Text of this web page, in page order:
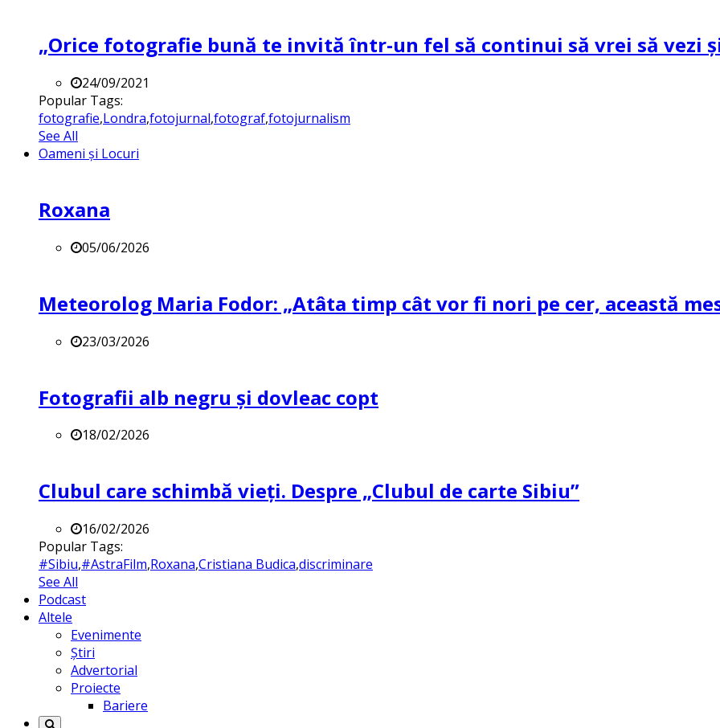
„Orice fotografie bună te invită într-un fel să continui să vrei să vezi
24/09/2021
Popular Tags:
fotografie,Londra,fotojurnal,fotograf,fotojurnalism
See All
Oameni și Locuri
Roxana
05/06/2026
Meteorolog Maria Fodor: „Atâta timp cât vor fi nori pe cer, această
23/03/2026
Fotografii alb negru și dovleac copt
18/02/2026
Clubul care schimbă vieți. Despre „Clubul de carte Sibiu”
16/02/2026
Popular Tags:
#Sibiu,#AstraFilm,Roxana,Cristiana Budica,discriminare
See All
Podcast
Altele
Evenimente
Știri
Advertorial
Proiecte
Bariere